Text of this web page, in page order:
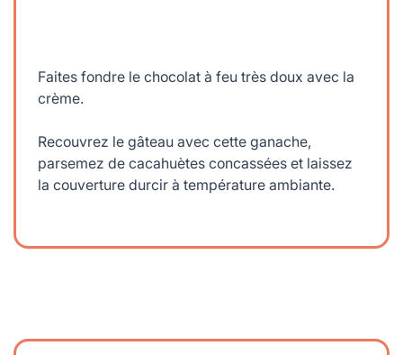
Faites fondre le chocolat à feu très doux avec la
crème.
Recouvrez le gâteau avec cette ganache,
parsemez de cacahuètes concassées et laissez
la couverture durcir à température ambiante.